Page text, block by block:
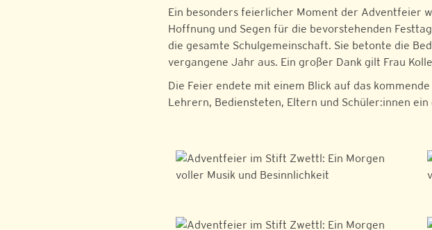
Ein besonders feierlicher Moment der Adventfeier
Hoffnung und Segen für die bevorstehenden
die gesamte Schulgemeinschaft. Sie betonte die
vergangene Jahr aus. Ein großer Dank gilt Frau
Die Feier endete mit einem Blick auf das
Lehrern, Bediensteten, Eltern und Schüler:innen